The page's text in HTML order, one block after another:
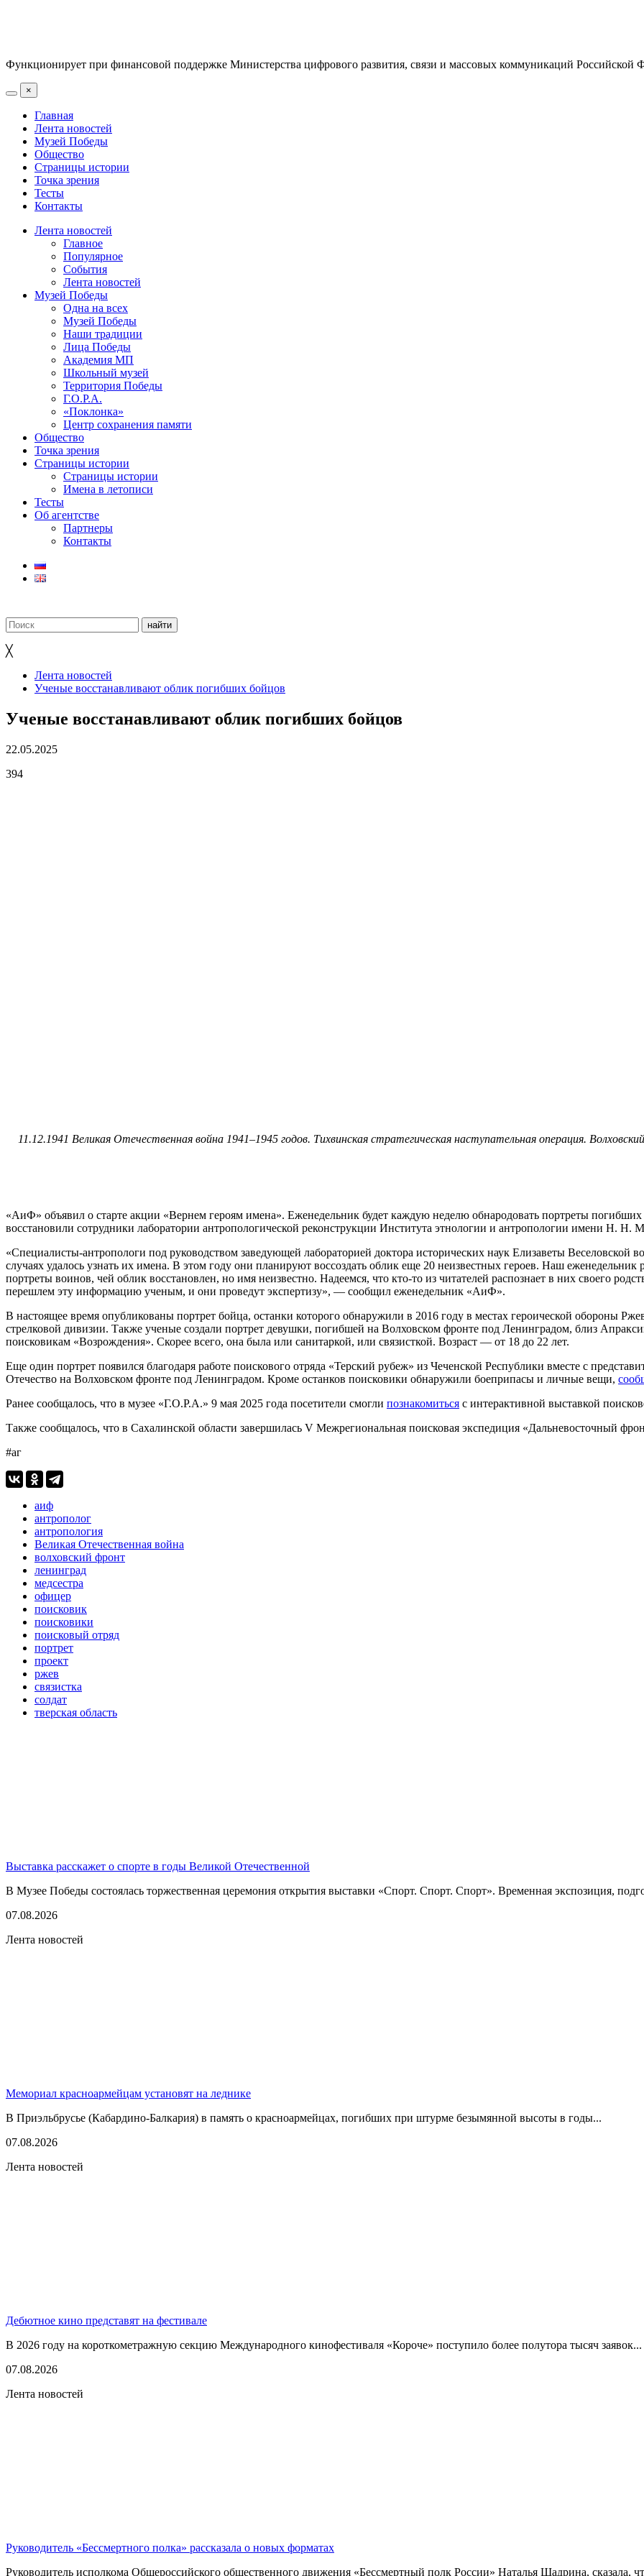
Функционирует при финансовой поддержке Министерства цифрового развития, связи и массовых коммуникаций Российской
×
Главная
Лента новостей
Музей Победы
Общество
Страницы истории
Точка зрения
Тесты
Контакты
Лента новостей
Главное
Популярное
События
Лента новостей
Музей Победы
Одна на всех
Музей Победы
Наши традиции
Лица Победы
Академия МП
Школьный музей
Территория Победы
Г.О.Р.А.
«Поклонка»
Центр сохранения памяти
Общество
Точка зрения
Страницы истории
Страницы истории
Имена в летописи
Тесты
Об агентстве
Партнеры
Контакты
╳
Лента новостей
Ученые восстанавливают облик погибших бойцов
Ученые восстанавливают облик погибших бойцов
22.05.2025
394
11.12.1941 Великая Отечественная война 1941–1945 годов. Тихвинская стратегическая наступательная операция.
«АиФ» объявил о старте акции «Вернем героям имена». Еженедельник будет каждую неделю обнародовать портреты
восстановили сотрудники лаборатории антропологической реконструкции Института этнологии и антропологии имени Н.
«Специалисты-антропологи под руководством заведующей лабораторией доктора исторических наук Елизаветы
случаях удалось узнать их имена. В этом году они планируют воссоздать облик еще 20 неизвестных героев. Наш
портреты воинов, чей облик восстановлен, но имя неизвестно. Надеемся, что кто-то из читателей распознает в них своего
перешлем эту информацию ученым, и они проведут экспертизу», — сообщил еженедельник «АиФ».
В настоящее время опубликованы портрет бойца, останки которого обнаружили в 2016 году в местах героической обороны
стрелковой дивизии. Также ученые создали портрет девушки, погибшей на Волховском фронте под Ленинградом, близ
поисковикам «Возрождения». Скорее всего, она была или санитаркой, или связисткой. Возраст — от 18 до 22 лет.
Еще один портрет появился благодаря работе поискового отряда «Терский рубеж» из Чеченской Республики вместе с
Отечество на Волховском фронте под Ленинградом. Кроме останков поисковики обнаружили боеприпасы и личные вещи,
Ранее сообщалось, что в музее «Г.О.Р.А.» 9 мая 2025 года посетители смогли познакомиться с интерактивной выставкой
Также сообщалось, что в Сахалинской области завершилась V Межрегиональная поисковая экспедиция «Дальневосточный
#аг
аиф
антрополог
антропология
Великая Отечественная война
волховский фронт
ленинград
медсестра
офицер
поисковик
поисковики
поисковый отряд
портрет
проект
ржев
связистка
солдат
тверская область
Выставка расскажет о спорте в годы Великой Отечественной
В Музее Победы состоялась торжественная церемония открытия выставки «Спорт. Спорт. Спорт». Временная экспозиция,
07.08.2026
Лента новостей
Мемориал красноармейцам установят на леднике
В Приэльбрусье (Кабардино-Балкария) в память о красноармейцах, погибших при штурме безымянной высоты в годы...
07.08.2026
Лента новостей
Дебютное кино представят на фестивале
В 2026 году на короткометражную секцию Международного кинофестиваля «Короче» поступило более полутора тысяч заявок...
07.08.2026
Лента новостей
Руководитель «Бессмертного полка» рассказала о новых форматах
Руководитель исполкома Общероссийского общественного движения «Бессмертный полк России» Наталья Шадрина, сказала,